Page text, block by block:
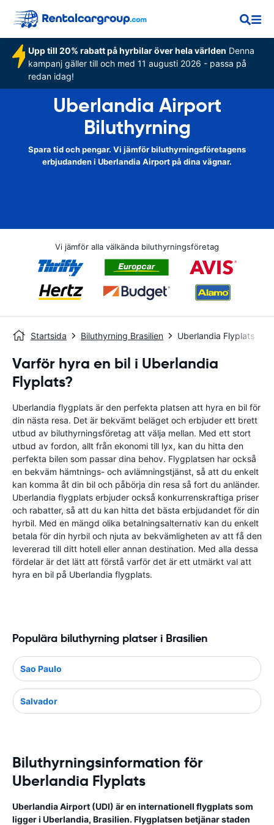
Upp till 20% rabatt på hyrbilar över hela världen Denna
kampanj gäller till och med 11 augusti 2026 - passa på
redan idag!
Uberlandia Airport
Biluthyrning
Spara tid och pengar. Vi jämför biluthyrningsföretagens
erbjudanden i Uberlandia Airport på dina vägnar.
Vi jämför alla välkända biluthyrningsföretag
Startsida Biluthyrning Brasilien Uberlandia Flyplats
Varför hyra en bil i Uberlandia
Flyplats?
Uberlandia flygplats är den perfekta platsen att hyra en bil för
din nästa resa. Det är bekvämt beläget och erbjuder ett brett
utbud av biluthyrningsföretag att välja mellan. Med ett stort
utbud av fordon, allt från ekonomi till lyx, kan du hitta den
perfekta bilen som passar dina behov. Flygplatsen har också
en bekväm hämtnings- och avlämningstjänst, så att du enkelt
kan komma åt din bil och påbörja din resa så fort du anländer.
Uberlandia flygplats erbjuder också konkurrenskraftiga priser
och rabatter, så att du kan hitta det bästa erbjudandet för din
hyrbil. Med en mängd olika betalningsalternativ kan du enkelt
betala för din hyrbil och njuta av bekvämligheten av att få den
levererad till ditt hotell eller annan destination. Med alla dessa
fördelar är det lätt att förstå varför det är ett utmärkt val att
hyra en bil på Uberlandia flygplats.
Populära biluthyrning platser i Brasilien
Sao Paulo
Salvador
Biluthyrningsinformation för
Uberlandia Flyplats
Uberlandia Airport (UDI) är en internationell flygplats som
ligger i Uberlandia, Brasilien. Flygplatsen betjänar staden